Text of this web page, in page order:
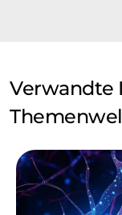
Verwandte